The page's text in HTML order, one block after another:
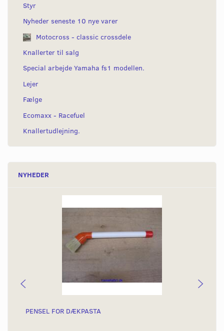
Styr
Nyheder seneste 10 nye varer
Motocross - classic crossdele
Knallerter til salg
Special arbejde Yamaha fs1 modellen.
Lejer
Fælge
Ecomaxx - Racefuel
Knallertudlejning.
NYHEDER
PENSEL FOR DÆKPASTA